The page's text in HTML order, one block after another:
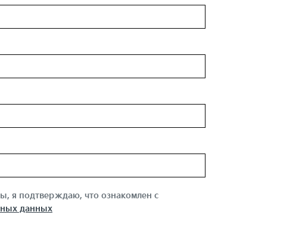
я подтверждаю, что ознакомлен с
данных